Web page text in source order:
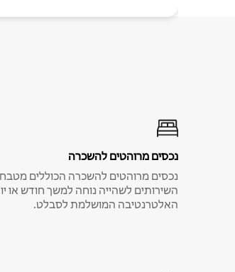
נכסים מרוהטים להשכרה
נכסים מרוהטים להשכרה הכוללים
השירותים לשהייה נוחה למשך חודש או
האלטרנטיבה המושלמת לסבלט.